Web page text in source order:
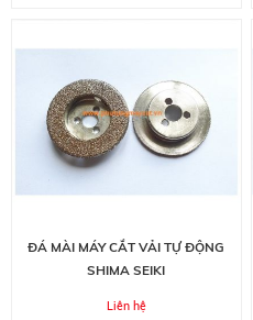
ĐÁ MÀI MÁY CẮT VẢI TỰ ĐỘNG
SHIMA SEIKI
Liên hệ